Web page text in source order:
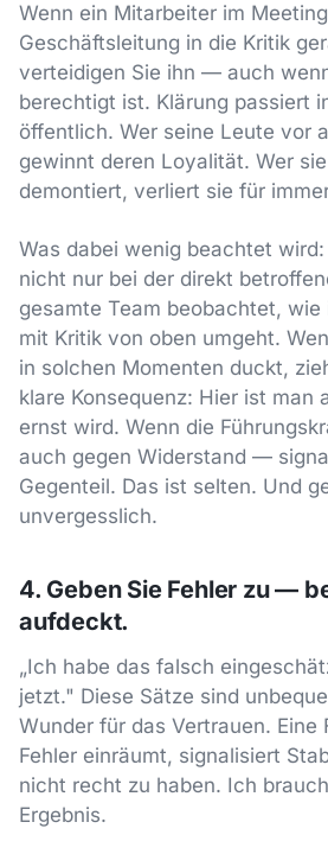
Wenn ein Mitarbeiter im
Geschäftsleitung in die Kritik
verteidigen Sie ihn — auch
berechtigt ist. Klärung passiert
öffentlich. Wer seine Leute vor
gewinnt deren Loyalität. Wer
demontiert, verliert sie für
Was dabei wenig beachtet
nicht nur bei der direkt
gesamte Team beobachtet, wie
mit Kritik von oben umgeht.
in solchen Momenten duckt,
klare Konsequenz: Hier ist man
ernst wird. Wenn die
auch gegen Widerstand —
Gegenteil. Das ist selten. Und
unvergesslich.
4. Geben Sie Fehler zu —
aufdeckt.
„Ich habe das falsch
jetzt." Diese Sätze sind
Wunder für das Vertrauen. Eine
Fehler einräumt, signalisiert
nicht recht zu haben. Ich
Ergebnis.